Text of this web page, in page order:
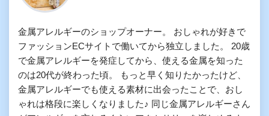
金属アレルギーのショップオーナー。 おしゃれが好きで
ファッションECサイトで働いてから独立しました。 20歳
で金属アレルギーを発症してから、使える金属を知った
のは20代が終わった頃。 もっと早く知りたかったけど、
金属アレルギーでも使える素材に出会ったことで、おし
ゃれは格段に楽しくなりました♪ 同じ金属アレルギーさん